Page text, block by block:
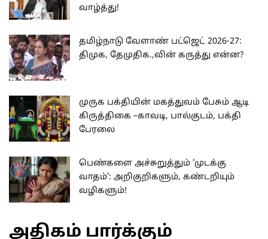
வாழ்த்து!
தமிழ்நாடு வேளாண் பட்ஜெட் 2026-27:
திமுக, தேமுதிக.,வின் கருத்து என்ன?
முருக பக்தியின் மகத்துவம் பேசும் ஆடி
கிருத்திகை –காவடி, பால்குடம், பக்தி
பேரலை
பெண்களை அச்சுறுத்தும் ‘முடக்கு
வாதம்’: அறிகுறிகளும், கண்டறியும்
வழிகளும்!
அதிகம் பார்க்கும்